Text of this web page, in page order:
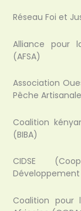
Réseau Foi et
Alliance pour
(AFSA)
Association
Pêche
Coalition
(BIBA)
CIDSE
Coalition pour